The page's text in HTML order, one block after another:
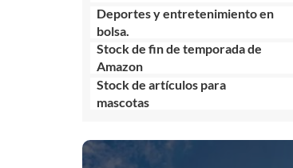
Deportes y entretenimiento en
bolsa.
Stock de fin de temporada de
Amazon
Stock de artículos para
mascotas